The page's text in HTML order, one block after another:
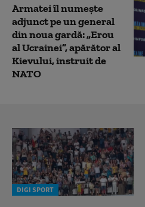
Armatei îl numește
adjunct pe un general
din noua gardă: „Erou
al Ucrainei”, apărător al
Kievului, instruit de
NATO
DIGI SPORT